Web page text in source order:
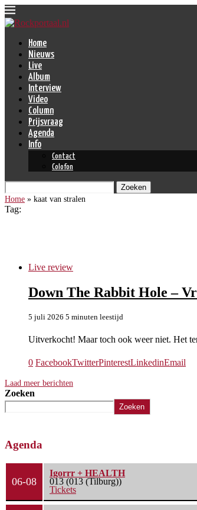
Home
Nieuws
Live
Album
Interview
Video
Column
Prijsvraag
Agenda
Info
Contact
Colofon
Zoeken
Home » kaat van stralen
Tag:
Live review
Down The Rabbit Hole –
5 juli 2026 5 minuten leestijd
Uitverkocht! Maar toch ook weer niet. Het
0 FacebookTwitterPinterestLinkedinEmail
Laad meer berichten
Zoeken
Zoeken
Agenda
06-08
Igorrr + HEALTH
013 (013 (Tilburg))
Tickets